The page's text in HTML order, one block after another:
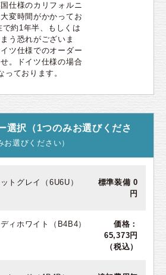
仕様のカリフォルニ
変時間がかかってお
約1年半、もしくは
う恐れがございま
ツ仕様でのオーダー
。ドイツ仕様の場合
っております。
選択（1つのみお選びくださ
お選びください）
トグレイ（6U6U）
標準装備 0
円
ィホワイト（B4B4）
価格：
65,373円
（税込）